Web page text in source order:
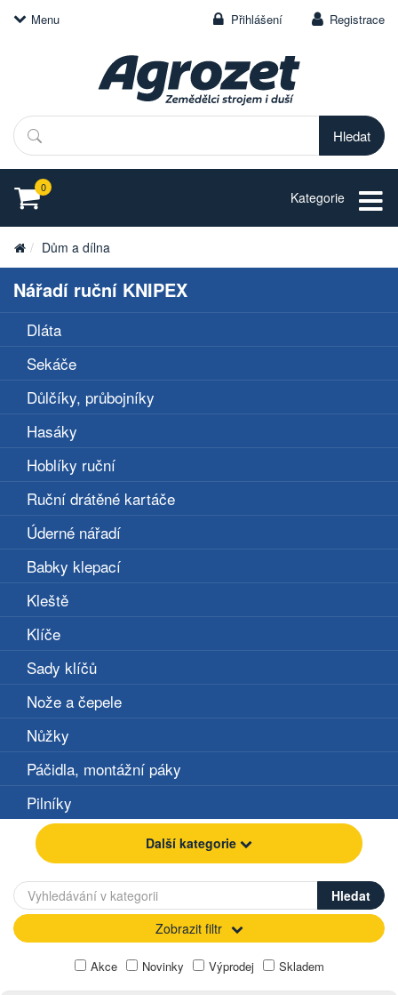
Menu Přihlášení Registrace
Hledat
0
Kategorie
Dům a dílna
Nářadí ruční KNIPEX
Dláta
Sekáče
Důlčíky, průbojníky
Hasáky
Hoblíky ruční
Ruční drátěné kartáče
Úderné nářadí
Babky klepací
Kleště
Klíče
Sady klíčů
Nože a čepele
Nůžky
Páčidla, montážní páky
Pilníky
Další kategorie
Zobrazit filtr
Akce Novinky Výprodej Skladem